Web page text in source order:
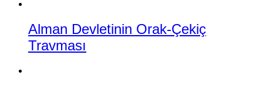
Alman Devletinin Orak-Çekiç
Travması